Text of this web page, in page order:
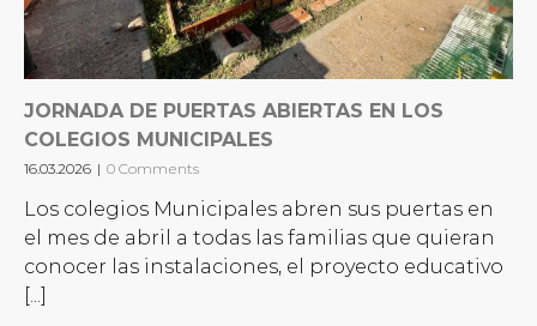
JORNADA DE PUERTAS ABIERTAS EN LOS
COLEGIOS MUNICIPALES
16.03.2026 | 0 Comments
Los colegios Municipales abren sus puertas en
el mes de abril a todas las familias que quieran
conocer las instalaciones, el proyecto educativo
[...]